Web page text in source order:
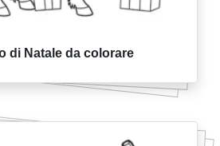
di Natale da colorare